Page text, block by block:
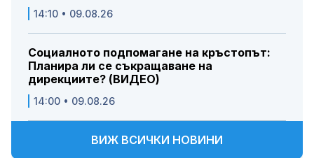
14:10 • 09.08.26
Социалното подпомагане на кръстопът:
Планира ли се съкращаване на
дирекциите? (ВИДЕО)
14:00 • 09.08.26
ВИЖ ВСИЧКИ НОВИНИ